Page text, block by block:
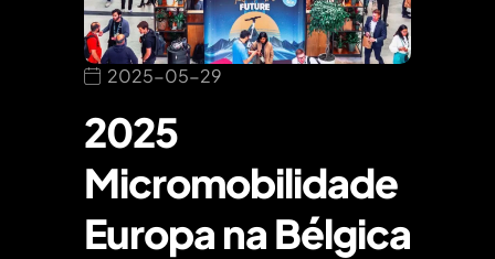
2025-05-29
2025
Micromobilidade
Europa na Bélgica